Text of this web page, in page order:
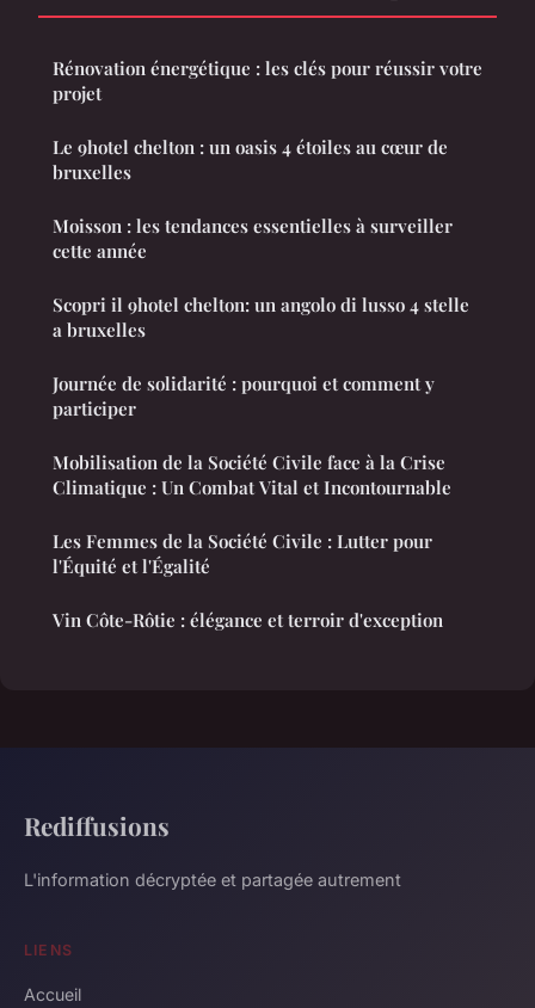
Rénovation énergétique : les clés pour réussir votre
projet
Le 9hotel chelton : un oasis 4 étoiles au cœur de
bruxelles
Moisson : les tendances essentielles à surveiller
cette année
Scopri il 9hotel chelton: un angolo di lusso 4 stelle
a bruxelles
Journée de solidarité : pourquoi et comment y
participer
Mobilisation de la Société Civile face à la Crise
Climatique : Un Combat Vital et Incontournable
Les Femmes de la Société Civile : Lutter pour
l'Équité et l'Égalité
Vin Côte-Rôtie : élégance et terroir d'exception
Rediffusions
L'information décryptée et partagée autrement
LIENS
Accueil